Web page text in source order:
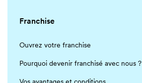
Franchise
Ouvrez votre franchise
Pourquoi devenir franchisé avec nous ?